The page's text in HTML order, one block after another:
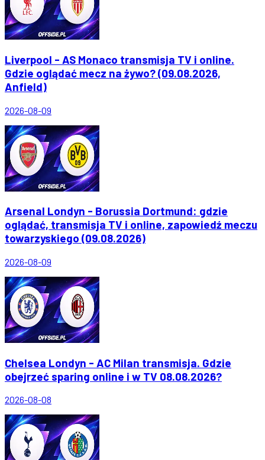
Liverpool - AS Monaco transmisja TV i online.
Gdzie oglądać mecz na żywo? (09.08.2026,
Anfield)
2026-08-09
Arsenal Londyn - Borussia Dortmund: gdzie
oglądać, transmisja TV i online, zapowiedź meczu
towarzyskiego (09.08.2026)
2026-08-09
Chelsea Londyn - AC Milan transmisja. Gdzie
obejrzeć sparing online i w TV 08.08.2026?
2026-08-08